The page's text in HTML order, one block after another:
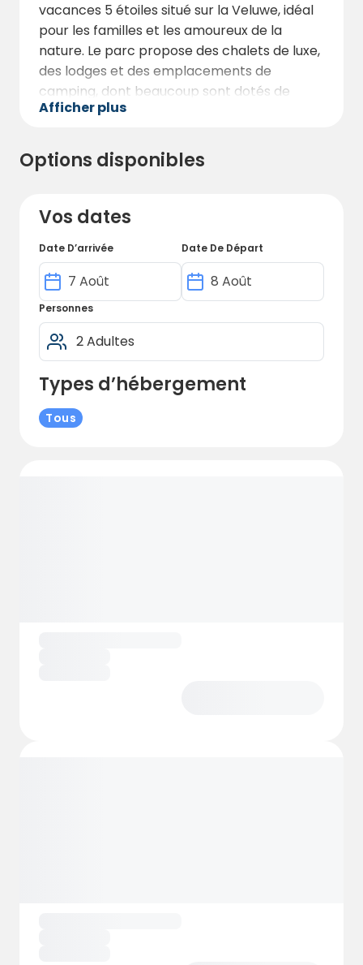
vacances 5 étoiles situé sur la Veluwe, idéal
pour les familles et les amoureux de la
nature. Le parc propose des chalets de luxe,
des lodges et des emplacements de
camping, dont beaucoup sont dotés de
terrasses privées et d'équipements
nombreux équipements tels qu'une piscine
intérieure et extérieure avec toboggans, un
services de restauration et la location de
destination idéale pour des vacances
actives ou relaxantes dans un cadre
verdoyant.
Afficher plus
Options disponibles
Vos dates
Date D’arrivée Date De Départ
Personnes
Types d’hébergement
Tous